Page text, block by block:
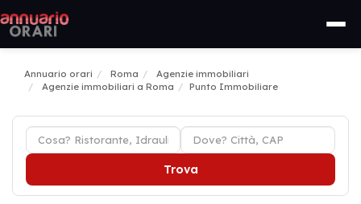
Annuario orari Roma
Agenzie immobiliari
Agenzie immobiliari a Roma
Punto Immobiliare
Trova